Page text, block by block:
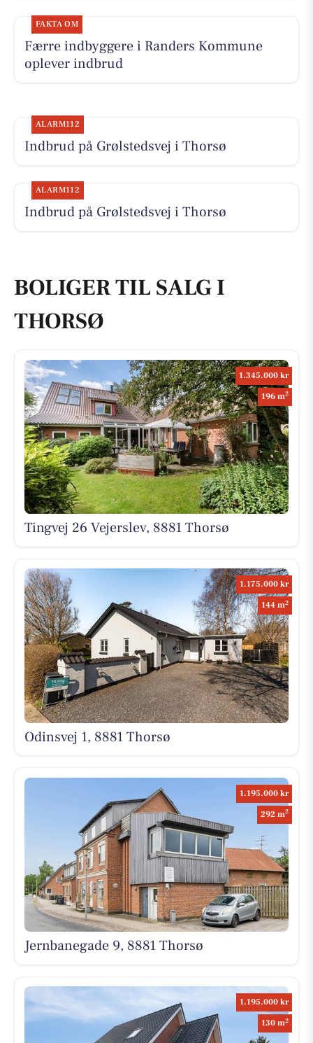
FAKTA OM
Færre indbyggere i Randers Kommune
oplever indbrud
ALARM112
Indbrud på Grølstedsvej i Thorsø
ALARM112
Indbrud på Grølstedsvej i Thorsø
BOLIGER TIL SALG I
THORSØ
1.345.000 kr
196 m2
Tingvej 26 Vejerslev, 8881 Thorsø
1.175.000 kr
144 m2
Odinsvej 1, 8881 Thorsø
1.195.000 kr
292 m2
Jernbanegade 9, 8881 Thorsø
1.195.000 kr
130 m2